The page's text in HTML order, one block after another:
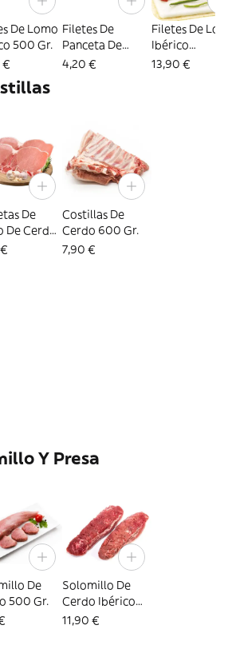
De Lomo
500 Gr.
€
Filetes De
Panceta De
Cerdo 300 Gr.
4,20 €
Filetes De
Ibérico
Adobada 500
13,90 €
De
De Cerdo
Costillas De
Cerdo 600 Gr.
7,90 €
Y Presa
De
500 Gr.
Solomillo De
Cerdo Ibérico
500 Gr.
11,90 €